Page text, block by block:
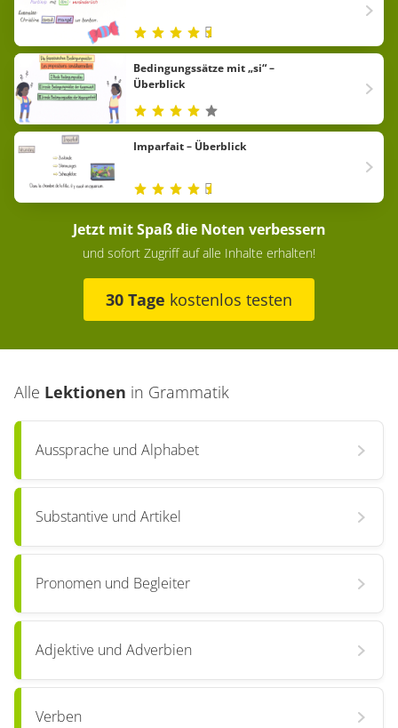
Bedingungssätze mit „si“ –
Überblick
Imparfait – Überblick
Jetzt mit Spaß die Noten verbessern
und sofort Zugriff auf alle Inhalte erhalten!
30 Tage kostenlos testen
Alle Lektionen in Grammatik
Aussprache und Alphabet
Substantive und Artikel
Pronomen und Begleiter
Adjektive und Adverbien
Verben